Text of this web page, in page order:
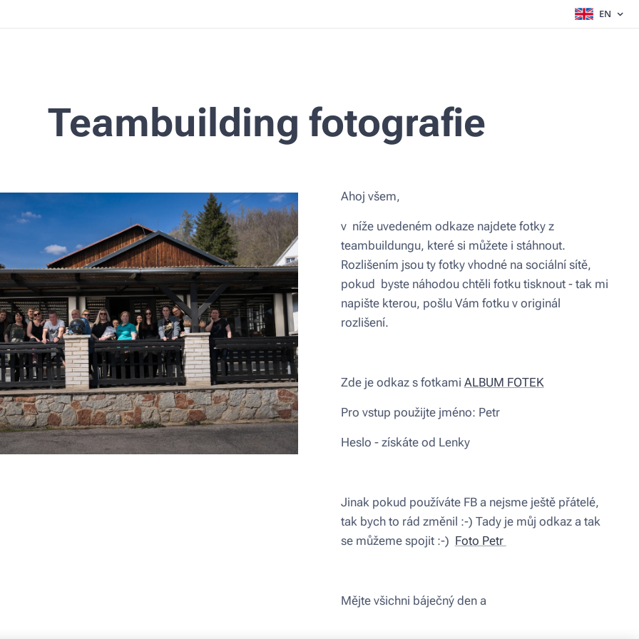
EN
Teambuilding fotografie
Ahoj všem,
v níže uvedeném odkaze najdete fotky z
teambuildungu, které si můžete i stáhnout.
Rozlišením jsou ty fotky vhodné na sociální sítě,
pokud byste náhodou chtěli fotku tisknout - tak mi
napište kterou, pošlu Vám fotku v originál
rozlišení.
Zde je odkaz s fotkami ALBUM FOTEK
Pro vstup použijte jméno: Petr
Heslo - získáte od Lenky
Jinak pokud používáte FB a nejsme ještě přátelé,
tak bych to rád změnil :-) Tady je můj odkaz a tak
se můžeme spojit :-) Foto Petr
Mějte všichni báječný den a